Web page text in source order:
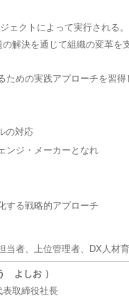
ェクトによって実行される
解決を通じて組織の変革を
めの実践アプローチを習得
の対応
ンジ・メーカーとなれ
する戦略的アプローチ
当者、上位管理者、DX人材
よしお ）
取締役社長